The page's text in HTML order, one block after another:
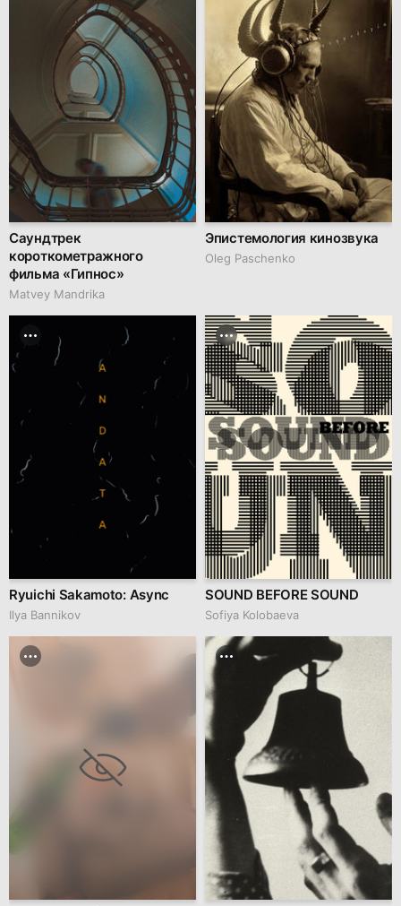
Саундтрек
короткометражного
фильма «Гипнос»
Matvey Mandrika
Эпистемология кинозвука
Oleg Paschenko
Ryuichi Sakamoto: Async
Ilya Bannikov
SOUND BEFORE SOUND
Sofiya Kolobaeva